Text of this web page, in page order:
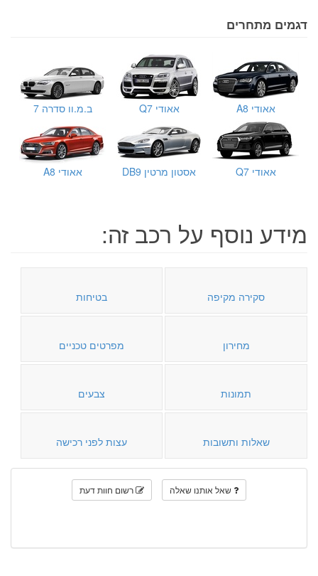
דגמים מתחרים
אאודי A8 אאודי Q7 ב.מ.וו סדרה 7
אאודי Q7 אסטון מרטין DB9 אאודי A8
מידע נוסף על רכב זה:
סקירה מקיפה בטיחות
מחירון מפרטים טכניים
תמונות צבעים
שאלות ותשובות עצות לפני רכישה
שאל אותנו שאלה רשום חוות דעת